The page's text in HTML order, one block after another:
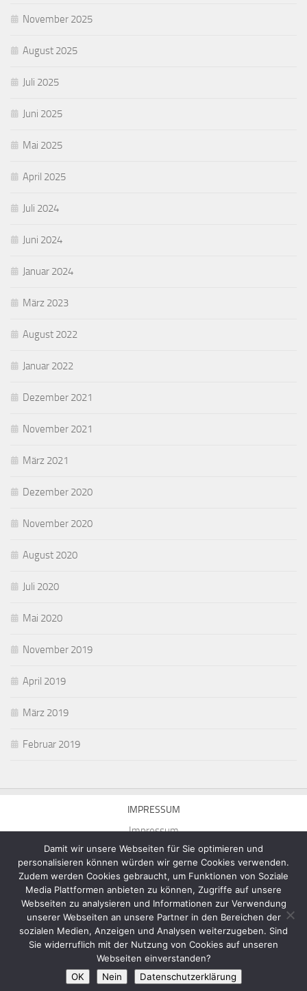
November 2025
August 2025
Juli 2025
Juni 2025
Mai 2025
April 2025
Juli 2024
Juni 2024
Januar 2024
März 2023
August 2022
Januar 2022
Dezember 2021
November 2021
März 2021
Dezember 2020
November 2020
August 2020
Juli 2020
Mai 2020
November 2019
April 2019
März 2019
Februar 2019
IMPRESSUM
Impressum
Homepage von Michael Munick © 2026. Alle Rechte vorbehalten.
Präsentiert von - Entworfen mit demHueman-Theme
Damit wir unsere Webseiten für Sie optimieren und
personalisieren können würden wir gerne Cookies verwenden.
Zudem werden Cookies gebraucht, um Funktionen von Soziale
Media Plattformen anbieten zu können, Zugriffe auf unsere
Webseiten zu analysieren und Informationen zur Verwendung
unserer Webseiten an unsere Partner in den Bereichen der
sozialen Medien, Anzeigen und Analysen weiterzugeben. Sind
Sie widerruflich mit der Nutzung von Cookies auf unseren
Webseiten einverstanden?
OK
Nein Datenschutzerklärung